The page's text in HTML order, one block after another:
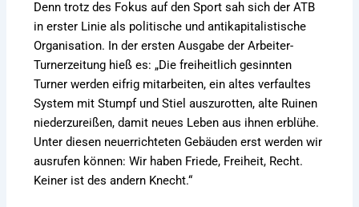
Denn trotz des Fokus auf den Sport sah sich der ATB
in erster Linie als politische und antikapitalistische
Organisation. In der ersten Ausgabe der Arbeiter-
Turnerzeitung hieß es: „Die freiheitlich gesinnten
Turner werden eifrig mitarbeiten, ein altes verfaultes
System mit Stumpf und Stiel auszurotten, alte Ruinen
niederzureißen, damit neues Leben aus ihnen erblühe.
Unter diesen neuerrichteten Gebäuden erst werden wir
ausrufen können: Wir haben Friede, Freiheit, Recht.
Keiner ist des andern Knecht.“